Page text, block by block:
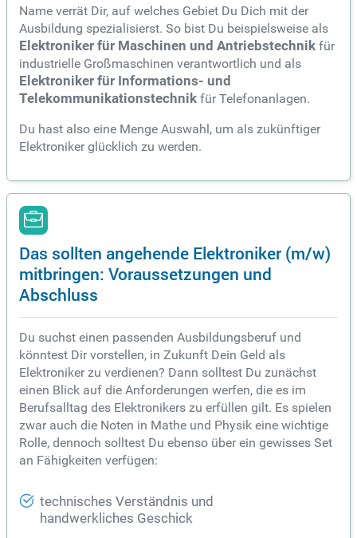
Name verrät Dir, auf welches Gebiet Du Dich mit der
Ausbildung spezialisierst. So bist Du beispielsweise als
Elektroniker für Maschinen und Antriebstechnik für
industrielle Großmaschinen verantwortlich und als
Elektroniker für Informations- und
Telekommunikationstechnik für Telefonanlagen.
Du hast also eine Menge Auswahl, um als zukünftiger
Elektroniker glücklich zu werden.
Das sollten angehende Elektroniker (m/w)
mitbringen: Voraussetzungen und
Abschluss
Du suchst einen passenden Ausbildungsberuf und
könntest Dir vorstellen, in Zukunft Dein Geld als
Elektroniker zu verdienen? Dann solltest Du zunächst
einen Blick auf die Anforderungen werfen, die es im
Berufsalltag des Elektronikers zu erfüllen gilt. Es spielen
zwar auch die Noten in Mathe und Physik eine wichtige
Rolle, dennoch solltest Du ebenso über ein gewisses Set
an Fähigkeiten verfügen:
technisches Verständnis und
handwerkliches Geschick